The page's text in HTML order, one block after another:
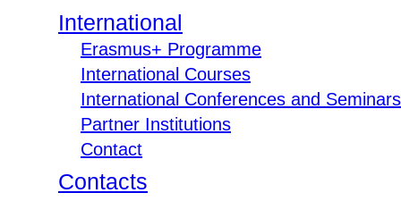
International
Erasmus+ Programme
International Courses
International Conferences and Seminars
Partner Institutions
Contact
Contacts